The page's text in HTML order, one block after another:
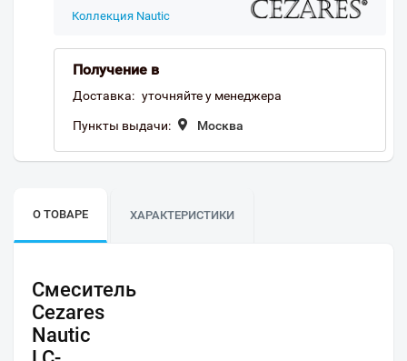
Коллекция Nautic
Получение в
Доставка: уточняйте у менеджера
Пункты выдачи: Москва
О ТОВАРЕ ХАРАКТЕРИСТИКИ
Смеситель
Cezares
Nautic